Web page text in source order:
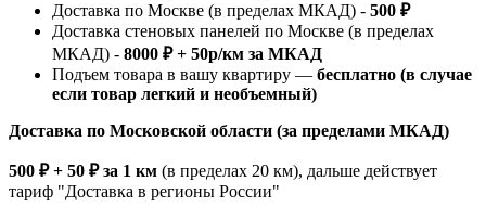
Доставка по Москве (в пределах МКАД) - 500 ₽
Доставка стеновых панелей по Москве (в пределах
МКАД) - 8000 ₽ + 50р/км за МКАД
Подъем товара в вашу квартиру — бесплатно (в случае
если товар легкий и необъемный)
Доставка по Московской области (за пределами МКАД)
500 ₽ + 50 ₽ за 1 км (в пределах 20 км), дальше действует
тариф "Доставка в регионы России"